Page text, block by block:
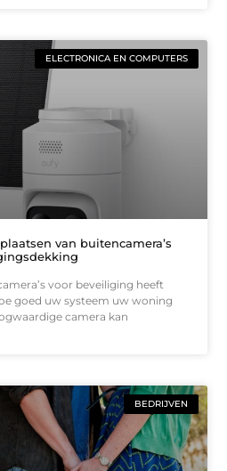
ELECTRONICA EN COMPUTERS
van buitencamera’s
voor beveiliging heeft
goed uw systeem uw woning
camera kan
BEDRIJVEN